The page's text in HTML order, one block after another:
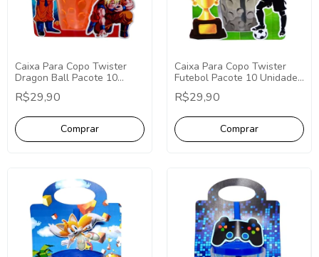
Caixa Para Copo Twister
Dragon Ball Pacote 10
Unidades Lembrancinha
Gradon Ball Personalizados
R$29,90
Caixa Para Copo Twister
Futebol Pacote 10 Unidades
Lembrancinha Futebol
Personalizados
R$29,90